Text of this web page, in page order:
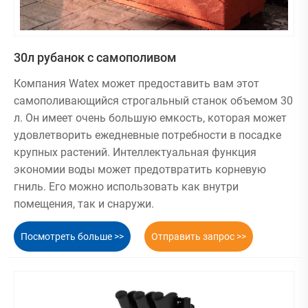
Эко-
Вертикальный
металл
цветов,
модульная
орошения,
устойчивость к
УФ-коррозии.
вертикальная
садовая
металл,
пластик
Посадка своими
руками для
создания
используется как
в помещении, так
оснащена
30л рубанок с самополивом
Компания Watex может предоставить вам этот
самополивающийся строгальный станок объемом 30
л. Он имеет очень большую емкость, которая может
удовлетворить ежедневные потребности в посадке
крупных растений. Интеллектуальная функция
экономии воды может предотвратить корневую
гниль. Его можно использовать как внутри
помещения, так и снаружи.
Посмотреть больше >> Отправить запрос >>